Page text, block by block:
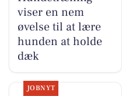
viser en nem
øvelse til at lære
hunden at holde
dæk
JOBNYT